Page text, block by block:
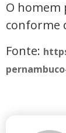
O homem
conforme
Fonte: